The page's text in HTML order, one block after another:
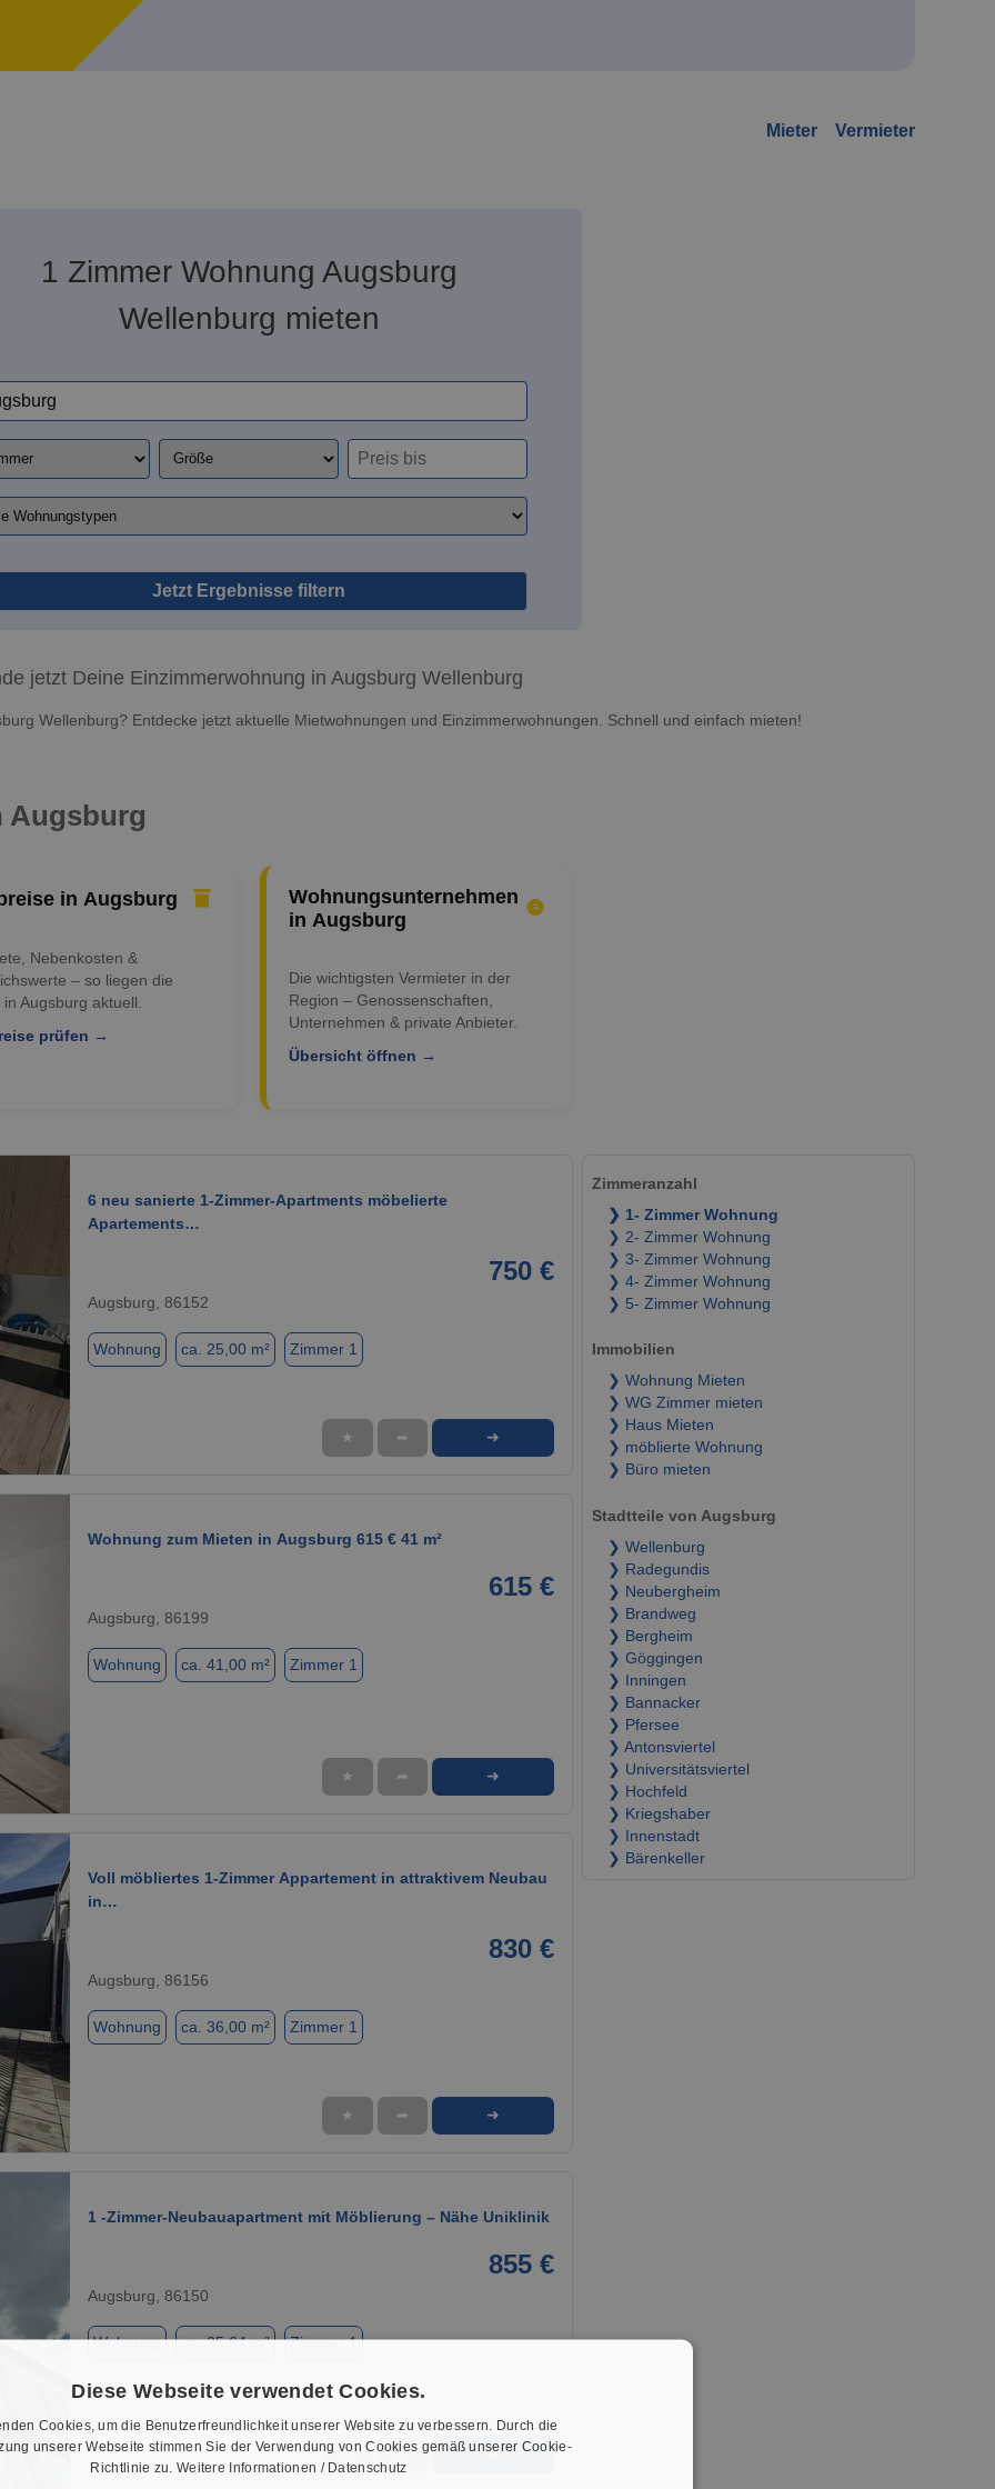
Mieter Vermieter
1 Zimmer Wohnung Augsburg
Wellenburg mieten
Jetzt Ergebnisse filtern
jetzt Deine Einzimmerwohnung in Augsburg Wellenburg
Wellenburg? Entdecke jetzt aktuelle Mietwohnungen und Einzimmerwohnungen. Schnell und einfach mieten!
Augsburg
in Augsburg
Nebenkosten &
– so liegen die
Augsburg aktuell.
prüfen →
Wohnungsunternehmen
in Augsburg
Die wichtigsten Vermieter in der
Region – Genossenschaften,
Unternehmen & private Anbieter.
Übersicht öffnen →
1 / 11
6 neu sanierte 1-Zimmer-Apartments möbelierte
Apartements…
750 €
Augsburg, 86152
Wohnung ca. 25,00 m² Zimmer 1
★ ➦ ➜
1 / 1
Wohnung zum Mieten in Augsburg 615 € 41 m²
615 €
Augsburg, 86199
Wohnung ca. 41,00 m² Zimmer 1
★ ➦ ➜
1 / 11
Voll möbliertes 1-Zimmer Appartement in attraktivem Neubau
in…
830 €
Augsburg, 86156
Wohnung ca. 36,00 m² Zimmer 1
★ ➦ ➜
1 -Zimmer-Neubauapartment mit Möblierung – Nähe Uniklinik
855 €
Augsburg, 86150
Wohnung ca. 35,64 m² Zimmer 1
★ ➦ ➜
Zimmeranzahl
❯ 1- Zimmer Wohnung
❯ 2- Zimmer Wohnung
❯ 3- Zimmer Wohnung
❯ 4- Zimmer Wohnung
❯ 5- Zimmer Wohnung
Immobilien
❯ Wohnung Mieten
❯ WG Zimmer mieten
❯ Haus Mieten
❯ möblierte Wohnung
❯ Büro mieten
Stadtteile von Augsburg
❯ Wellenburg
❯ Radegundis
❯ Neubergheim
❯ Brandweg
❯ Bergheim
❯ Göggingen
❯ Inningen
❯ Bannacker
❯ Pfersee
❯ Antonsviertel
❯ Universitätsviertel
❯ Hochfeld
❯ Kriegshaber
❯ Innenstadt
❯ Bärenkeller
Diese Webseite verwendet Cookies.
Cookies, um die Benutzerfreundlichkeit unserer Website zu verbessern. Durch die
unserer Webseite stimmen Sie der Verwendung von Cookies gemäß unserer Cookie-
Richtlinie zu. Weitere Informationen / Datenschutz